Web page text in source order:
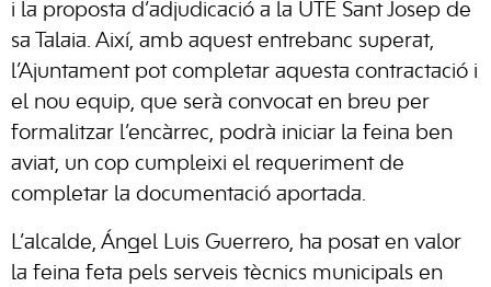
i la proposta d’adjudicació a la UTE Sant Josep de
sa Talaia. Així, amb aquest entrebanc superat,
l’Ajuntament pot completar aquesta contractació i
el nou equip, que serà convocat en breu per
formalitzar l’encàrrec, podrà iniciar la feina ben
aviat, un cop cumpleixi el requeriment de
completar la documentació aportada.
L’alcalde, Ángel Luis Guerrero, ha posat en valor
la feina feta pels serveis tècnics municipals en